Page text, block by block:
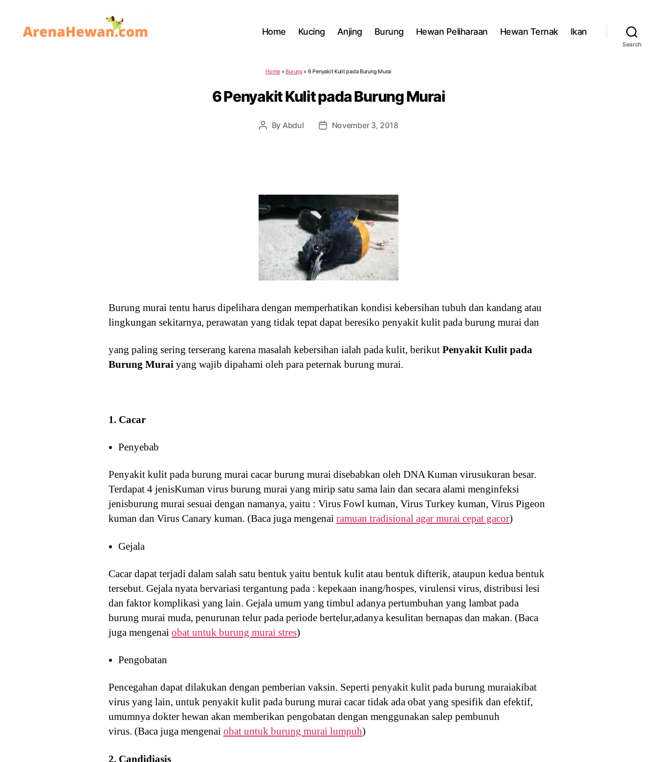
Home Kucing Anjing Burung Hewan Peliharaan Hewan Ternak Ikan
Search
Home » Burung » 6 Penyakit Kulit pada Burung Murai
6 Penyakit Kulit pada Burung Murai
Post
By Abdul
PostNovember 3, 2018
Burung murai tentu harus dipelihara dengan memperhatikan kondisi kebersihan tubuh dan kandang atau
lingkungan sekitarnya, perawatan yang tidak tepat dapat beresiko penyakit kulit pada burung murai dan
yang paling sering terserang karena masalah kebersihan ialah pada kulit, berikut Penyakit Kulit pada
Burung Murai yang wajib dipahami oleh para peternak burung murai.
1. Cacar
Penyebab
Penyakit kulit pada burung murai cacar burung murai disebabkan oleh DNA Kuman virusukuran besar.
Terdapat 4 jenisKuman virus burung murai yang mirip satu sama lain dan secara alami menginfeksi
jenisburung murai sesuai dengan namanya, yaitu : Virus Fowl kuman, Virus Turkey kuman, Virus Pigeon
kuman dan Virus Canary kuman. (Baca juga mengenai ramuan tradisional agar murai cepat gacor)
Gejala
Cacar dapat terjadi dalam salah satu bentuk yaitu bentuk kulit atau bentuk difterik, ataupun kedua bentuk
tersebut. Gejala nyata bervariasi tergantung pada : kepekaan inang/hospes, virulensi virus, distribusi lesi
dan faktor komplikasi yang lain. Gejala umum yang timbul adanya pertumbuhan yang lambat pada
burung murai muda, penurunan telur pada periode bertelur,adanya kesulitan bernapas dan makan. (Baca
juga mengenai obat untuk burung murai stres)
Pengobatan
Pencegahan dapat dilakukan dengan pemberian vaksin. Seperti penyakit kulit pada burung muraiakibat
virus yang lain, untuk penyakit kulit pada burung murai cacar tidak ada obat yang spesifik dan efektif,
umumnya dokter hewan akan memberikan pengobatan dengan menggunakan salep pembunuh
virus. (Baca juga mengenai obat untuk burung murai lumpuh)
2. Candidiasis